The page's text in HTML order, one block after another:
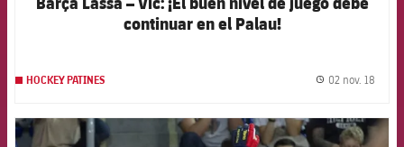
continuar en el Palau!
HOCKEY PATINES 02 nov. 18
FCB Barcelona badge